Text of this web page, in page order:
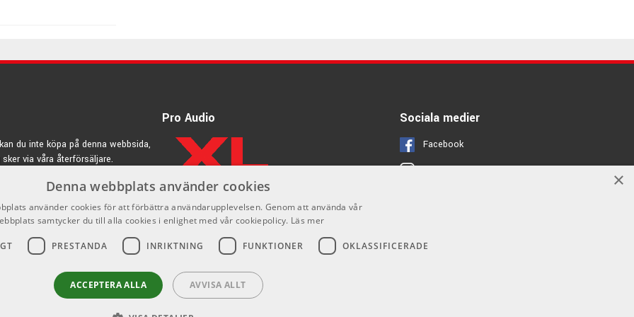
fungerar iLoud Sub även med monitorer och högtalare
i moderna produktioner ner till 25Hz.
9550 kr/st
6599 kr/par
du inte köpa på denna webbsida,
via våra återförsäljare.
Pro Audio Sociala medier
Facebook
Instagram ×
Denna webbplats använder cookies
använder cookies för att förbättra användarupplevelsen. Genom att använda vår
samtycker du till alla cookies i enlighet med vår cookiepolicy. Läs mer
PRESTANDA INRIKTNING FUNKTIONER OKLASSIFICERADE
ACCEPTERA ALLA AVVISA ALLT